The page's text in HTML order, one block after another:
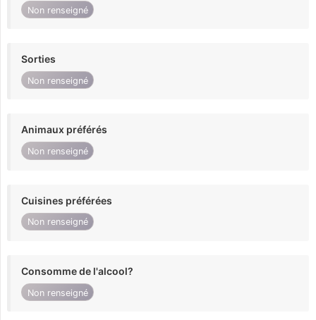
Non renseigné
Sorties
Non renseigné
Animaux préférés
Non renseigné
Cuisines préférées
Non renseigné
Consomme de l'alcool?
Non renseigné